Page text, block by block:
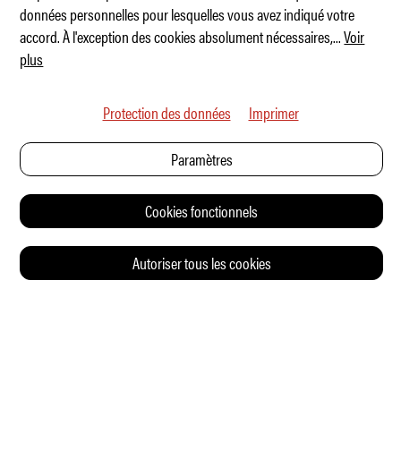
926 kilomètres – la nouvelle référence
données personnelles pour lesquelles vous avez indiqué votre
accord. À l'exception des cookies absolument nécessaires,...Voir
plus
Protection des données Imprimer
Paramètres
Cookies fonctionnels
Autoriser tous les cookies